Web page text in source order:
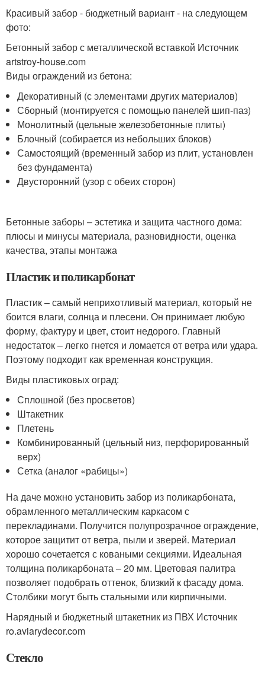
Красивый забор - бюджетный вариант - на следующем
фото:
Бетонный забор с металлической вставкой Источник
artstroy-house.com
Виды ограждений из бетона:
Декоративный (с элементами других материалов)
Сборный (монтируется с помощью панелей шип-паз)
Монолитный (цельные железобетонные плиты)
Блочный (собирается из небольших блоков)
Самостоящий (временный забор из плит, установлен
без фундамента)
Двусторонний (узор с обеих сторон)
Бетонные заборы – эстетика и защита частного дома:
плюсы и минусы материала, разновидности, оценка
качества, этапы монтажа
Пластик и поликарбонат
Пластик – самый неприхотливый материал, который не
боится влаги, солнца и плесени. Он принимает любую
форму, фактуру и цвет, стоит недорого. Главный
недостаток – легко гнется и ломается от ветра или удара.
Поэтому подходит как временная конструкция.
Виды пластиковых оград:
Сплошной (без просветов)
Штакетник
Плетень
Комбинированный (цельный низ, перфорированный
верх)
Сетка (аналог «рабицы»)
На даче можно установить забор из поликарбоната,
обрамленного металлическим каркасом с
перекладинами. Получится полупрозрачное ограждение,
которое защитит от ветра, пыли и зверей. Материал
хорошо сочетается с коваными секциями. Идеальная
толщина поликарбоната – 20 мм. Цветовая палитра
позволяет подобрать оттенок, близкий к фасаду дома.
Столбики могут быть стальными или кирпичными.
Нарядный и бюджетный штакетник из ПВХ Источник
ro.aviarydecor.com
Стекло